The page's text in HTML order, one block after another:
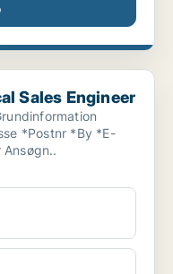
Sales Engineer
Ansøgn..